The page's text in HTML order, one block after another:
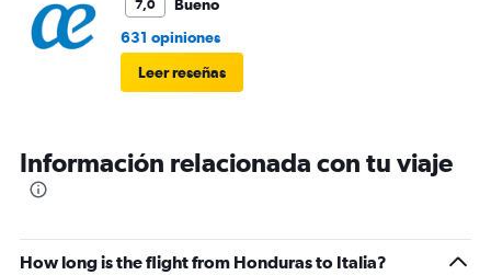
7,0
Bueno
631 opiniones
Leer reseñas
Información relacionada con tu viaje
How long is the flight from Honduras to Italia?